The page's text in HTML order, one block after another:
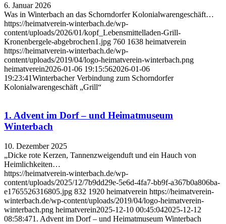
6. Januar 2026
Was in Winterbach an das Schorndorfer Kolonialwarengeschäft…
https://heimatverein-winterbach.de/wp-
content/uploads/2026/01/kopf_Lebensmittelladen-Grill-
Kronenbergele-abgebrochen1.jpg 760 1638 heimatverein
https://heimatverein-winterbach.de/wp-
content/uploads/2019/04/logo-heimatverein-winterbach.png
heimatverein2026-01-06 19:15:562026-01-06
19:23:41Winterbacher Verbindung zum Schorndorfer
Kolonialwarengeschäft „Grill“
1. Advent im Dorf – und Heimatmuseum
Winterbach
10. Dezember 2025
„Dicke rote Kerzen, Tannenzweigenduft und ein Hauch von
Heimlichkeiten…
https://heimatverein-winterbach.de/wp-
content/uploads/2025/12/7b9dd29e-5e6d-4fa7-bb9f-a367b0a806ba-
e1765526316805.jpg 832 1920 heimatverein https://heimatverein-
winterbach.de/wp-content/uploads/2019/04/logo-heimatverein-
winterbach.png heimatverein2025-12-10 00:45:042025-12-12
08:58:471. Advent im Dorf – und Heimatmuseum Winterbach